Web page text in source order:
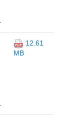
12.61
MB